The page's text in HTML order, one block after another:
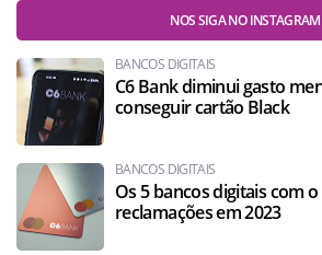
NOS SIGA NO INSTAGRAM
BANCOS DIGITAIS
C6 Bank diminui gasto
conseguir cartão Black
BANCOS DIGITAIS
Os 5 bancos digitais com
reclamações em 2023